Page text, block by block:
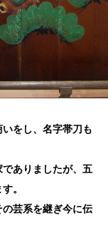
をし、名字帯刀も
ありましたが、五
。
芸系を継ぎ今に伝